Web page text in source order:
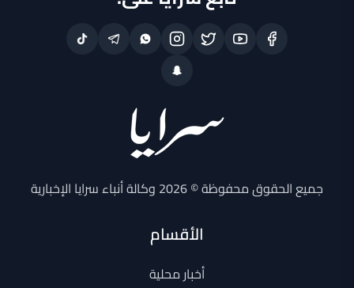
جميع الحقوق محفوظة © 2026 وكالة أنباء سرايا الإخبارية
الأقسام
أخبار محلية